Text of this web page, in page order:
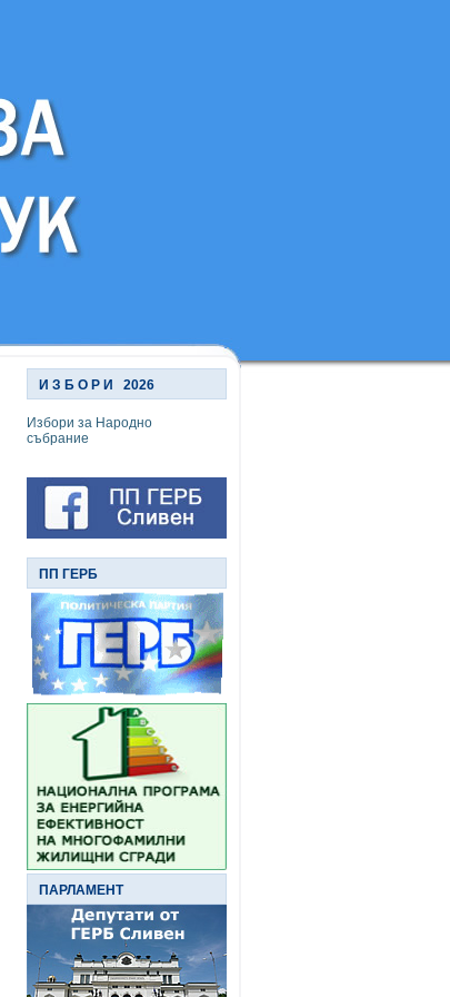
И З Б О Р И 2026
Избори за Народно
събрание
ПП ГЕРБ
ПАРЛАМЕНТ